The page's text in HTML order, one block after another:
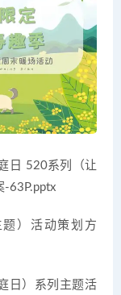
日 520系列（让
-63P.pptx
）活动策划方
日）系列主题活